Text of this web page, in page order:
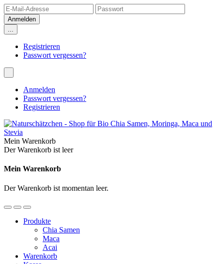
...
Registrieren
Passwort vergessen?
Anmelden
Passwort vergessen?
Registrieren
Mein Warenkorb
Der Warenkorb ist leer
Mein Warenkorb
Der Warenkorb ist momentan leer.
Produkte
Chia Samen
Maca
Acai
Warenkorb